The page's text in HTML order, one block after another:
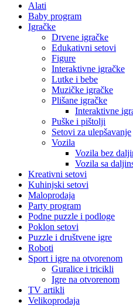
Alati
Baby program
Igračke
Drvene igračke
Edukativni setovi
Figure
Interaktivne igračke
Lutke i bebe
Muzičke igračke
Plišane igračke
Interaktivne
Puške i pištolji
Setovi za ulepšavanje
Vozila
Vozila bez
Vozila sa
Kreativni setovi
Kuhinjski setovi
Maloprodaja
Party program
Podne puzzle i podloge
Poklon setovi
Puzzle i društvene igre
Roboti
Sport i igre na otvorenom
Guralice i tricikli
Igre na otvorenom
TV artikli
Velikoprodaja